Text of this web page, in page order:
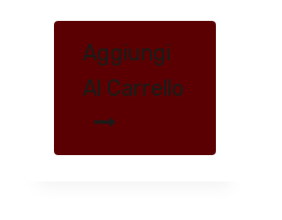
Aggiungi
Al Carrello